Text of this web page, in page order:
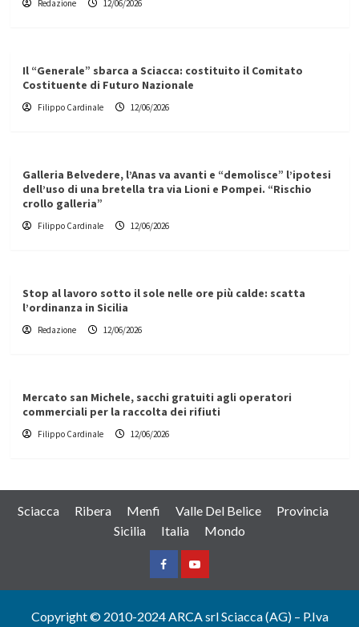
Redazione 12/06/2026
Il “Generale” sbarca a Sciacca: costituito il Comitato
Costituente di Futuro Nazionale
Filippo Cardinale 12/06/2026
Galleria Belvedere, l’Anas va avanti e “demolisce” l’ipotesi
dell’uso di una bretella tra via Lioni e Pompei. “Rischio
crollo galleria”
Filippo Cardinale 12/06/2026
Stop al lavoro sotto il sole nelle ore più calde: scatta
l’ordinanza in Sicilia
Redazione 12/06/2026
Mercato san Michele, sacchi gratuiti agli operatori
commerciali per la raccolta dei rifiuti
Filippo Cardinale 12/06/2026
Sciacca Ribera Menfi Valle Del Belice
Provincia
Sicilia
Italia Mondo
FacebookYountube
Copyright © 2010-2024 ARCA srl Sciacca (AG) – P.Iva